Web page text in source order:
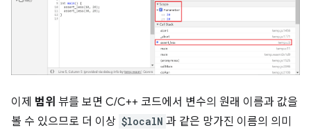
이제 범위 뷰를 보면 C/C++ 코드에서 변수의 원래 이름과 값을
볼 수 있으므로 더 이상 $localN 과 같은 망가진 이름의 의미